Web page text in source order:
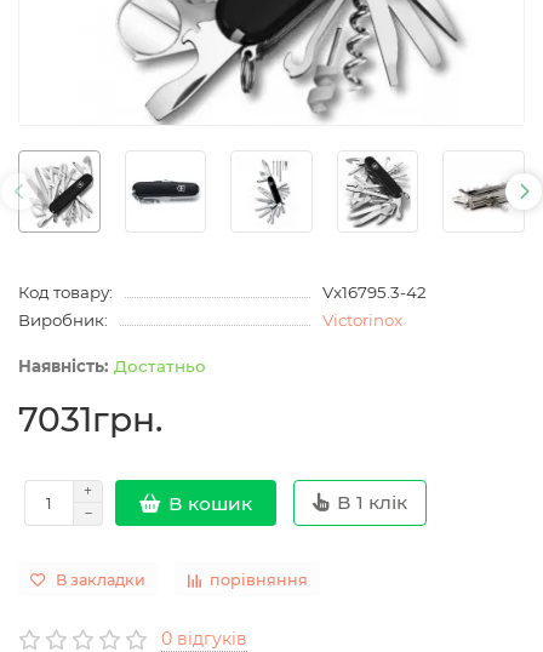
Код товару:
Vx16795.3-42
Виробник:
Victorinox
Достатньо
7031грн.
В кошик В 1 клік
В закладки порівняння
0 відгуків